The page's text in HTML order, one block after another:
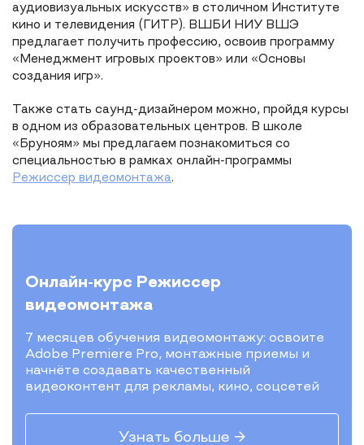
аудиовизуальных искусств» в столичном Институте
кино и телевидения (ГИТР). ВШБИ НИУ ВШЭ
предлагает получить профессию, освоив программу
«Менеджмент игровых проектов» или «Основы
создания игр».
Также стать саунд-дизайнером можно, пройдя курсы
в одном из образовательных центров. В школе
«Бруноям» мы предлагаем познакомиться со
специальностью в рамках онлайн-программы
Режиссер видеомонтажа.
Онлайн-курс Режиссер
видеомонтажа
7 месяцев обучения видеомонтажу: освоите
Adobe Premiere Pro, монтажные приемы и
начнёте создавать качественный
видеоконтент для рекламы, кино, соцсетей
Узнать больше →